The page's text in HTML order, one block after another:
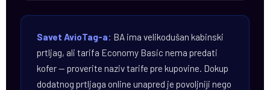
Savet AvioTag-a: BA ima velikodušan kabinski
prtljag, ali tarifa Economy Basic nema predati
kofer — proverite naziv tarife pre kupovine. Dokup
dodatnog prtljaga online unapred je povoljniji nego